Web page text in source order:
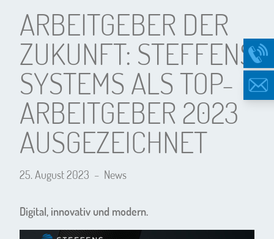
ARBEITGEBER DER
ZUKUNFT: STEFFENS
SYSTEMS ALS TOP-
ARBEITGEBER 2023
AUSGEZEICHNET
25. August 2023 – News
Digital, innovativ und modern.